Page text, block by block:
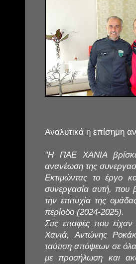
Αναλυτικά η επίσημη
"Η ΠΑΕ ΧΑΝΙΑ
ανανέωση της
Εκτιμώντας το έργο
συνεργασία αυτή, που
την επιτυχία της
περίοδο (2024-2025).
Στις επαφές που
Χανιά, Αντώνης
ταύτιση απόψεων σε όλα
με προσήλωση και